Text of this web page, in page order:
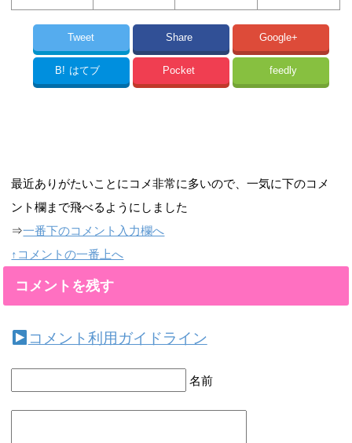
Tweet Share Google+
B! はてブ Pocket feedly
最近ありがたいことにコメ非常に多いので、一気に下のコメ
ント欄まで飛べるようにしました
⇒一番下のコメント入力欄へ
↑コメントの一番上へ
コメントを残す
コメント利用ガイドライン
名前